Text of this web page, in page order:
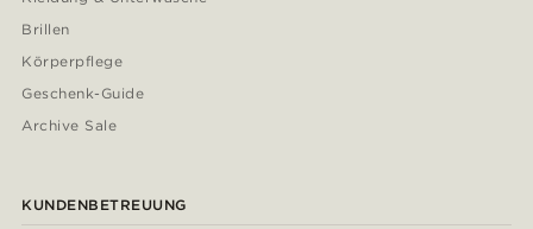
Brillen
Körperpflege
Geschenk-Guide
Archive Sale
KUNDENBETREUUNG